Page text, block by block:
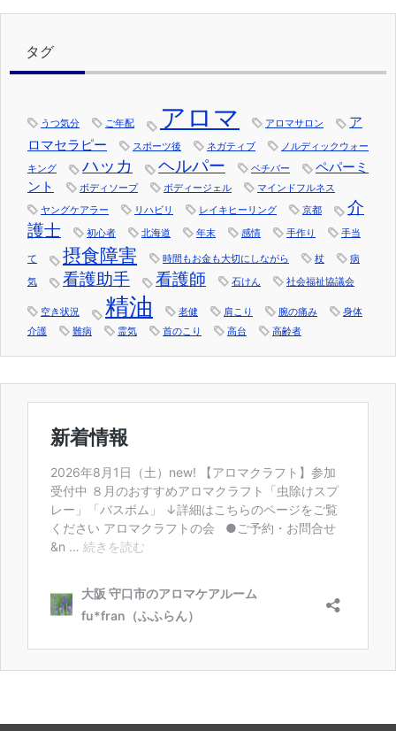
タグ
うつ気分 ご年配 アロマ アロマサロン
ア
ロマセラピー
スポーツ後 ネガティブ ノルディックウォー
キング ハッカ ヘルパー ベチバー
ペパーミ
ント
ボディソープ ボディージェル マインドフルネス
ヤングケアラー リハビリ レイキヒーリング 京都
介
護士
初心者 北海道 年末 感情 手作り 手当
て 摂食障害 時間もお金も大切にしながら 杖 病
気 看護助手 看護師 石けん 社会福祉協議会
空き状況 精油 老健 肩こり 腕の痛み
身体
介護
難病 霊気 首のこり 高台 高齢者